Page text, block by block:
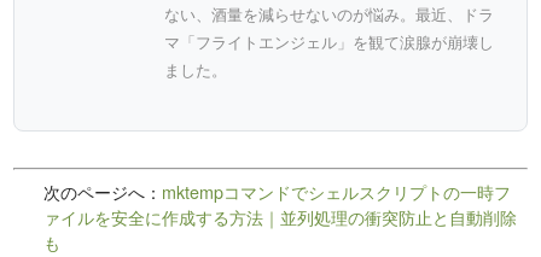
ない、酒量を減らせないのが悩み。最近、ドラ
マ「フライトエンジェル」を観て涙腺が崩壊し
ました。
次のページへ： mktempコマンドでシェルスクリプトの一時フ
ァイルを安全に作成する方法｜並列処理の衝突防止と自動削除
も